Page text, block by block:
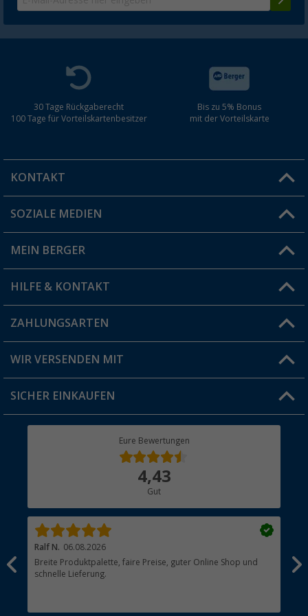
30 Tage Rückgaberecht
100 Tage für Vorteilskartenbesitzer
Bis zu 5% Bonus
mit der Vorteilskarte
KONTAKT
Du hast eine Frage?
Filiale finden
SOZIALE MEDIEN
MEIN BERGER
Vorteilskarte
Blog
Jobs & Karriere
HILFE & KONTAKT
FAQ & Kontakt
Versandinformationen
Rücksendung
ZAHLUNGSARTEN
WIR VERSENDEN MIT
SICHER EINKAUFEN
Eure Bewertungen
4,43
Gut
Ralf N. 06.08.2026
Breite Produktpalette, faire Preise, guter Online Shop und
schnelle Lieferung.
?